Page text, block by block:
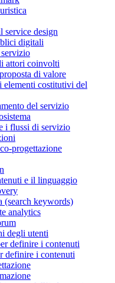
service design
digitali
attori coinvolti
di valore
elementi costitutivi del
del servizio
i flussi di servizio
progettazione
e il linguaggio
(search keywords)
analytics
degli utenti
definire i contenuti
definire i contenuti